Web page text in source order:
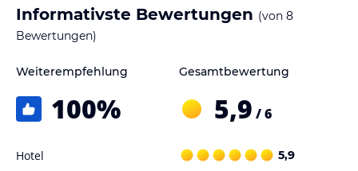
Zimmer bieten zudem einen Balkon, von dem aus Sie die schöne
Umgebung genießen können. Auf der 2. Etage steht ein
Nutzung zur Verfügung.
Gastronomie im Hotel
Jeden Morgen wird im hellen Frühstücksraum des Hotels ein
lädt dazu ein, das Frühstück unter freiem Himmel zu genießen. Im
Informativste Bewertungen (von 8
Bewertungen)
Weiterempfehlung
100%
Gesamtbewertung
5,9 / 6
Hotel 5,9